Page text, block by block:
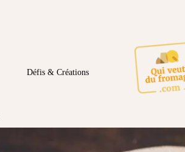
Défis & Créations